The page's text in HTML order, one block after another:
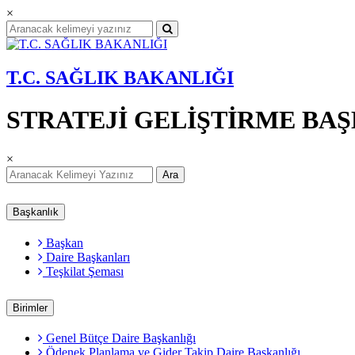
×
T.C. SAĞLIK BAKANLIĞI
STRATEJİ GELİŞTİRME
×
Ara
Başkanlık
Başkan
Daire Başkanları
Teşkilat Şeması
Birimler
Genel Bütçe Daire Başkanlığı